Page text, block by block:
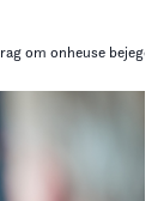
om onheuse